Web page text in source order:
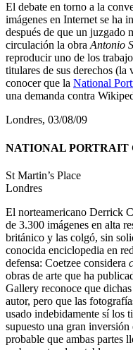
El debate en torno a la
imágenes en Internet se ha
después de que un juzgado
circulación la obraAntonio
reproducir uno de los
titulares de sus derechos (la
conocer que la National
una demanda contra
Londres, 03/08/09
NATIONAL PORTRAIT
St Martin’s Place
Londres
El norteamericano Derrick
de 3.300 imágenes en alta
británico y las colgó, sin
conocida enciclopedia en
defensa: Coetzee considera
obras de arte que ha
Gallery reconoce que
autor, pero que las
usado indebidamente sí los
supuesto una gran
probable que ambas partes